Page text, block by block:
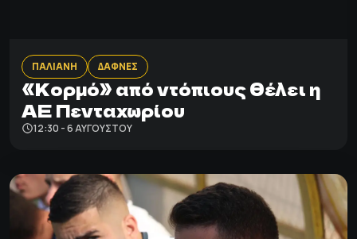
ΠΑΛΙΑΝΗ ΔΑΦΝΕΣ
«Κορμό» από ντόπιους θέλει η
ΑΕ Πενταχωρίου
12:30 - 6 ΑΥΓΟΎΣΤΟΥ